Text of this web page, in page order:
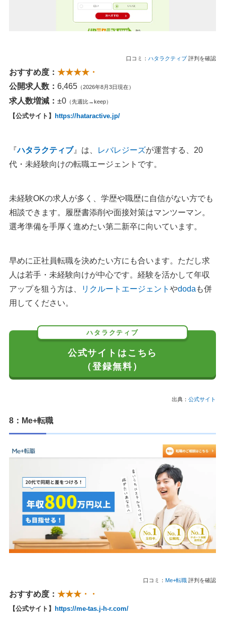
口コミ： ハタラクティブ 評判を確認
おすすめ度： ★★★★・
公開求人数： 6,465 （2026年8月3日現在）
求人数増減： ±0 （先週比→keep）
【公式サイト】 https://hataractive.jp/
『ハタラクティブ』は、 レバレジーズが運営する、20
代・未経験向けの転職エージェントです。
未経験OKの求人が多く、学歴や職歴に自信がない方でも
相談できます。履歴書添削や面接対策はマンツーマン。
選考準備を手厚く進めたい第二新卒に向いています。
早めに正社員転職を決めたい方にも合います。ただし求
人は若手・未経験向けが中心です。経験を活かして年収
アップを狙う方は、
リクルートエージェント やdoda も併
用してください。
ハタラクティブ
公式サイトはこちら
（登録無料）
出典： 公式サイト
8：Me+転職
口コミ： Me+転職 評判を確認
おすすめ度： ★★★・・
【公式サイト】 https://me-tas.j-h-r.com/